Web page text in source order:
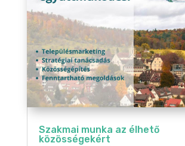
Szakmai munka az élhető
közösségekért